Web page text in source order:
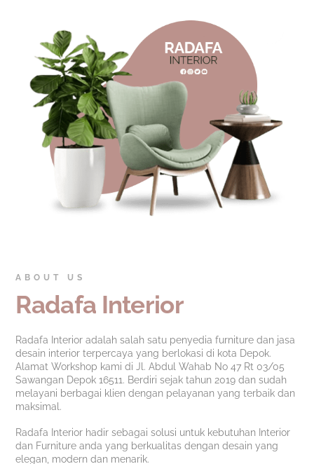
ABOUT US
Radafa Interior
Radafa Interior adalah salah satu penyedia furniture dan jasa
desain interior terpercaya yang berlokasi di kota Depok.
Alamat Workshop kami di Jl. Abdul Wahab No 47 Rt 03/05
Sawangan Depok 16511. Berdiri sejak tahun 2019 dan sudah
melayani berbagai klien dengan pelayanan yang terbaik dan
maksimal.
Radafa Interior hadir sebagai solusi untuk kebutuhan Interior
dan Furniture anda yang berkualitas dengan desain yang
elegan, modern dan menarik.